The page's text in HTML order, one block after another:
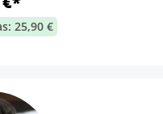
25,90 €